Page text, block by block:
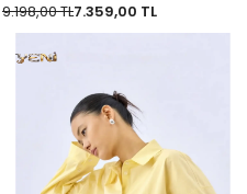
9.198,00 TL7.359,00 TL